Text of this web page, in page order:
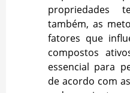
propriedades
também, as
fatores que
compostos
essencial para
de acordo com